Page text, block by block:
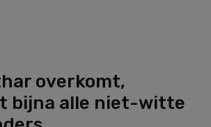
overkomt,
bijna alle niet-witte